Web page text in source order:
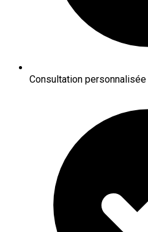
Consultation personnalisée